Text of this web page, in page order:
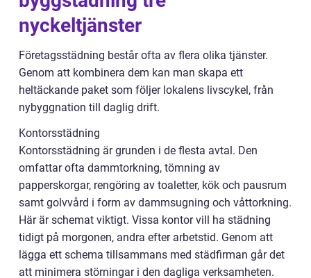
nyckeltjänster
Företagsstädning består ofta av flera olika tjänster.
Genom att kombinera dem kan man skapa ett
heltäckande paket som följer lokalens livscykel, från
nybyggnation till daglig drift.
Kontorsstädning
Kontorsstädning är grunden i de flesta avtal. Den
omfattar ofta dammtorkning, tömning av
papperskorgar, rengöring av toaletter, kök och pausrum
samt golvvård i form av dammsugning och våttorkning.
Här är schemat viktigt. Vissa kontor vill ha städning
tidigt på morgonen, andra efter arbetstid. Genom att
lägga ett schema tillsammans med städfirman går det
att minimera störningar i den dagliga verksamheten.